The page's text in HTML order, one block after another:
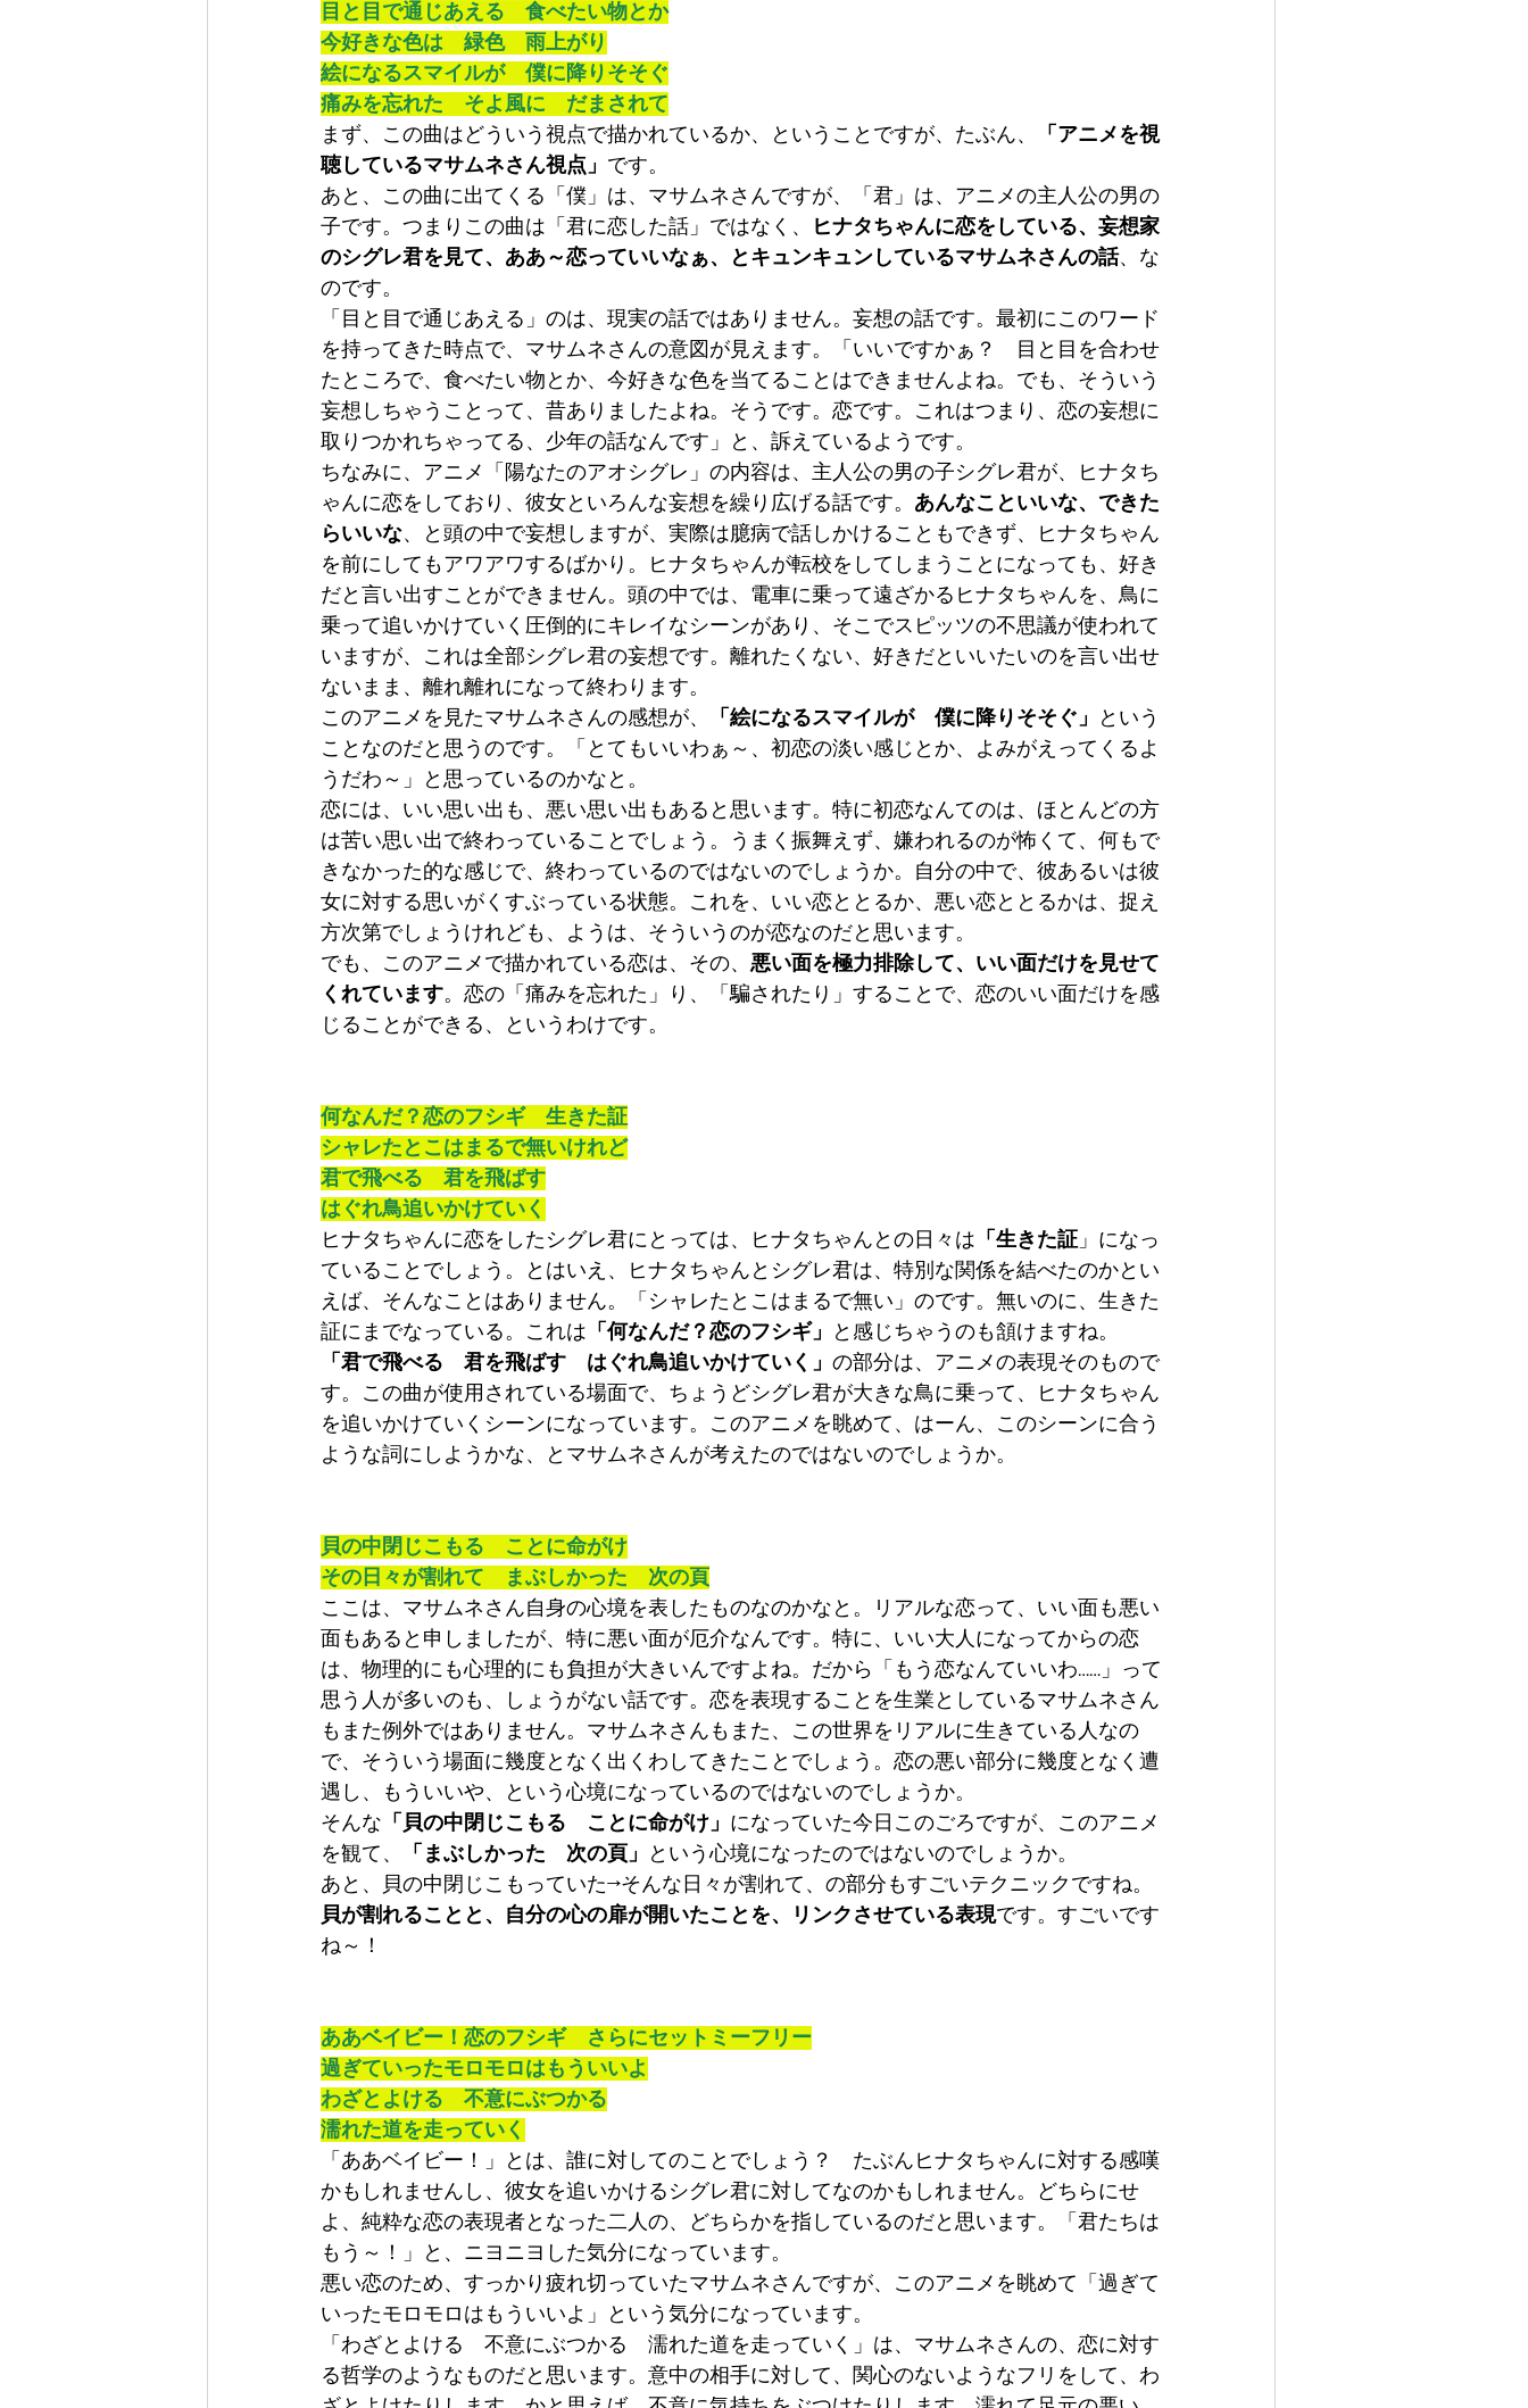
目と目で通じあえる　食べたい物とか
今好きな色は　緑色　雨上がり
絵になるスマイルが　僕に降りそそぐ
痛みを忘れた　そよ風に　だまされて
まず、この曲はどういう視点で描かれているか、ということですが、たぶん、
「アニメを視
聴しているマサムネさん視点」 です。
あと、この曲に出てくる「僕」は、マサムネさんですが、「君」は、アニメの主人公の男の
子です。つまりこの曲は「君に恋した話」ではなく、
ヒナタちゃんに恋をしている、妄想家
のシグレ君を見て、ああ～恋っていいなぁ、とキュンキュンしているマサムネさんの話、な
のです。
「目と目で通じあえる」のは、現実の話ではありません。妄想の話です。最初にこのワード
を持ってきた時点で、マサムネさんの意図が見えます。「いいですかぁ？　目と目を合わせ
たところで、食べたい物とか、今好きな色を当てることはできませんよね。でも、そういう
妄想しちゃうことって、昔ありましたよね。そうです。恋です。これはつまり、恋の妄想に
取りつかれちゃってる、少年の話なんです」と、訴えているようです。
ちなみに、アニメ「陽なたのアオシグレ」の内容は、主人公の男の子シグレ君が、ヒナタち
ゃんに恋をしており、彼女といろんな妄想を繰り広げる話です。 あんなこといいな、できた
らいいな、と頭の中で妄想しますが、実際は臆病で話しかけることもできず、ヒナタちゃん
を前にしてもアワアワするばかり。ヒナタちゃんが転校をしてしまうことになっても、好き
だと言い出すことができません。頭の中では、電車に乗って遠ざかるヒナタちゃんを、鳥に
乗って追いかけていく圧倒的にキレイなシーンがあり、そこでスピッツの不思議が使われて
いますが、これは全部シグレ君の妄想です。離れたくない、好きだといいたいのを言い出せ
ないまま、離れ離れになって終わります。
このアニメを見たマサムネさんの感想が、
「絵になるスマイルが　僕に降りそそぐ」
という
ことなのだと思うのです。「とてもいいわぁ～、初恋の淡い感じとか、よみがえってくるよ
うだわ～」と思っているのかなと。
恋には、いい思い出も、悪い思い出もあると思います。特に初恋なんてのは、ほとんどの方
は苦い思い出で終わっていることでしょう。うまく振舞えず、嫌われるのが怖くて、何もで
きなかった的な感じで、終わっているのではないのでしょうか。自分の中で、彼あるいは彼
女に対する思いがくすぶっている状態。これを、いい恋ととるか、悪い恋ととるかは、捉え
方次第でしょうけれども、ようは、そういうのが恋なのだと思います。
でも、このアニメで描かれている恋は、その、 悪い面を極力排除して、いい面だけを見せて
くれています。恋の「痛みを忘れた」り、「騙されたり」することで、恋のいい面だけを感
じることができる、というわけです。
何なんだ？恋のフシギ　生きた証
シャレたとこはまるで無いけれど
君で飛べる　君を飛ばす
はぐれ鳥追いかけていく
ヒナタちゃんに恋をしたシグレ君にとっては、ヒナタちゃんとの日々は 「生きた証」になっ
ていることでしょう。とはいえ、ヒナタちゃんとシグレ君は、特別な関係を結べたのかとい
えば、そんなことはありません。「シャレたとこはまるで無い」のです。無いのに、生きた
証にまでなっている。これは 「何なんだ？恋のフシギ」
と感じちゃうのも頷けますね。
「君で飛べる　君を飛ばす　はぐれ鳥追いかけていく」 の部分は、アニメの表現そのもので
す。この曲が使用されている場面で、ちょうどシグレ君が大きな鳥に乗って、ヒナタちゃん
を追いかけていくシーンになっています。このアニメを眺めて、はーん、このシーンに合う
ような詞にしようかな、とマサムネさんが考えたのではないのでしょうか。
貝の中閉じこもる　ことに命がけ
その日々が割れて　まぶしかった　次の頁
ここは、マサムネさん自身の心境を表したものなのかなと。リアルな恋って、いい面も悪い
面もあると申しましたが、特に悪い面が厄介なんです。特に、いい大人になってからの恋
は、物理的にも心理的にも負担が大きいんですよね。だから「もう恋なんていいわ……」って
思う人が多いのも、しょうがない話です。恋を表現することを生業としているマサムネさん
もまた例外ではありません。マサムネさんもまた、この世界をリアルに生きている人なの
で、そういう場面に幾度となく出くわしてきたことでしょう。恋の悪い部分に幾度となく遭
遇し、もういいや、という心境になっているのではないのでしょうか。
そんな 「貝の中閉じこもる　ことに命がけ」 になっていた今日このごろですが、このアニメ
を観て、
「まぶしかった　次の頁」
という心境になったのではないのでしょうか。
あと、貝の中閉じこもっていた→そんな日々が割れて、の部分もすごいテクニックですね。
貝が割れることと、自分の心の扉が開いたことを、リンクさせている表現です。すごいです
ね～！
ああベイビー！恋のフシギ　さらにセットミーフリー
過ぎていったモロモロはもういいよ
わざとよける　不意にぶつかる
濡れた道を走っていく
「ああベイビー！」とは、誰に対してのことでしょう？　たぶんヒナタちゃんに対する感嘆
かもしれませんし、彼女を追いかけるシグレ君に対してなのかもしれません。どちらにせ
よ、純粋な恋の表現者となった二人の、どちらかを指しているのだと思います。「君たちは
もう～！」と、ニヨニヨした気分になっています。
悪い恋のため、すっかり疲れ切っていたマサムネさんですが、このアニメを眺めて「過ぎて
いったモロモロはもういいよ」という気分になっています。
「わざとよける　不意にぶつかる　濡れた道を走っていく」は、マサムネさんの、恋に対す
る哲学のようなものだと思います。意中の相手に対して、関心のないようなフリをして、わ